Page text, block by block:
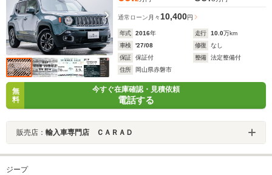
通常ローン 月々10,400円
年式 2016年 走行 10.0万km
車検
'27/08 修復
なし
保証
保証付 整備
法定整備付
住所
岡山県赤磐市
無
料
今すぐ在庫確認・見積依頼
電話する
販売店： 輸入車専門店 ＣＡＲＡＤ
ジープ